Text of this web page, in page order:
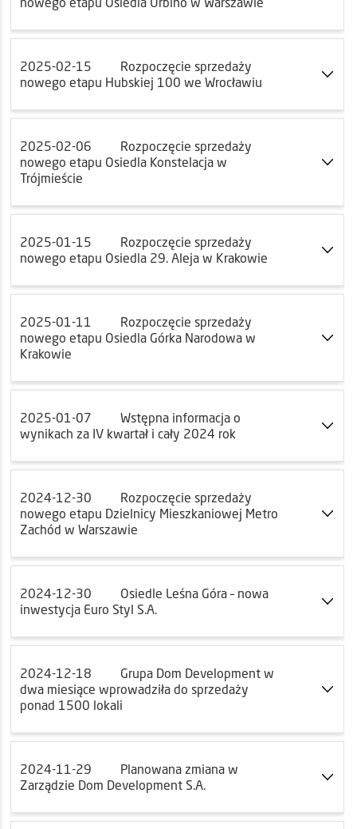
2025-02-15
Rozpoczęcie sprzedaży
nowego etapu Hubskiej 100 we Wrocławiu
2025-02-06
Rozpoczęcie sprzedaży
nowego etapu Osiedla Konstelacja w
Trójmieście
2025-01-15
Rozpoczęcie sprzedaży
nowego etapu Osiedla 29. Aleja w Krakowie
2025-01-11
Rozpoczęcie sprzedaży
nowego etapu Osiedla Górka Narodowa w
Krakowie
2025-01-07
Wstępna informacja o
wynikach za IV kwartał i cały 2024 rok
2024-12-30
Rozpoczęcie sprzedaży
nowego etapu Dzielnicy Mieszkaniowej Metro
Zachód w Warszawie
2024-12-30
Osiedle Leśna Góra – nowa
inwestycja Euro Styl S.A.
2024-12-18
Grupa Dom Development w
dwa miesiące wprowadziła do sprzedaży
ponad 1500 lokali
2024-11-29
Planowana zmiana w
Zarządzie Dom Development S.A.